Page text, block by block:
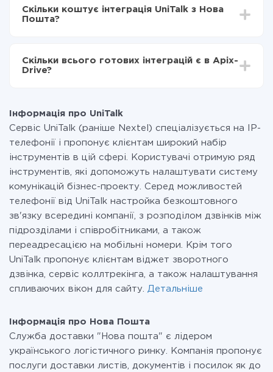
Тепер дані будуть автоматично передаватися з
UniTalk в Нова Пошта
становити від 5-ти до 30-хвилин. У середньому
налаштування займає 10-15 хвилин.
Скільки коштує інтеграція UniTalk з Нова
Пошта?
Ви оплачуєте лише кількість даних, які за фактом
передаються з однієї вашої системи в іншу через
при необхідності. Детальніше про
Скільки всього готових інтеграцій є в Apix-
Drive?
Інформація про UniTalk
Сервіс UniTalk (раніше Nextel) спеціалізується на IP-
телефонії і пропонує клієнтам широкий набір
інструментів в цій сфері. Користувачі отримую ряд
інструментів, які допоможуть налаштувати систему
комунікацій бізнес-проекту. Серед можливостей
телефонії від UniTalk настройка безкоштовного
зв'язку всередині компанії, з розподілом дзвінків між
підрозділами і співробітниками, а також
переадресацією на мобільні номери. Крім того
UniTalk пропонує клієнтам віджет зворотного
дзвінка, сервіс коллтрекінга, а також налаштування
спливаючих вікон для сайту. Детальніше
Інформація про Нова Пошта
Служба доставки "Нова пошта" є лідером
українського логістичного ринку. Компанія пропонує
послуги доставки листів, документів і посилок як до